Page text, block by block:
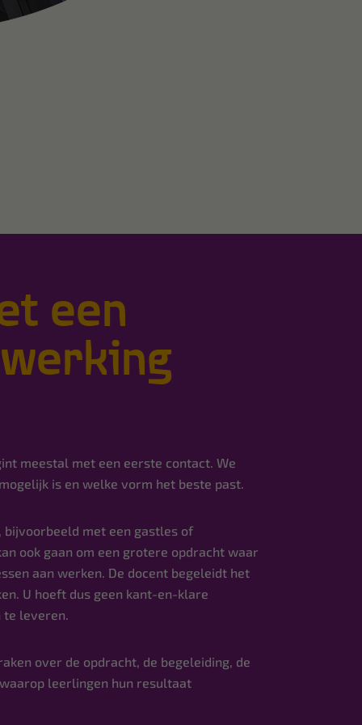
een
meestal met een eerste contact. We
is en welke vorm het beste past.
bijvoorbeeld met een gastles of
ook gaan om een grotere opdracht waar
aan werken. De docent begeleidt het
U hoeft dus geen kant-en-klare
te leveren.
over de opdracht, de begeleiding, de
leerlingen hun resultaat